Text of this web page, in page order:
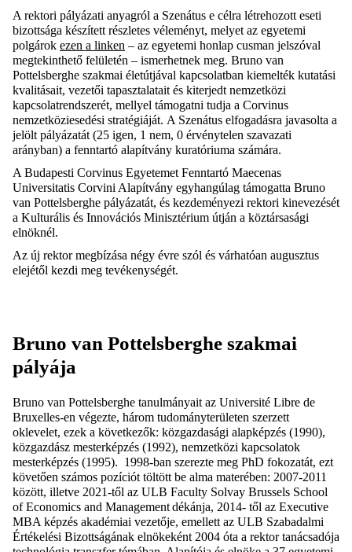
A rektori pályázati anyagról a Szenátus e célra létrehozott eseti
bizottsága készített részletes véleményt, melyet az egyetemi
polgárok ezen a linken – az egyetemi honlap cusman jelszóval
megtekinthető felületén – ismerhetnek meg. Bruno van
Pottelsberghe szakmai életútjával kapcsolatban kiemelték kutatási
kvalitásait, vezetői tapasztalatait és kiterjedt nemzetközi
kapcsolatrendszerét, mellyel támogatni tudja a Corvinus
nemzetköziesedési stratégiáját. A Szenátus elfogadásra javasolta a
jelölt pályázatát (25 igen, 1 nem, 0 érvénytelen szavazati
arányban) a fenntartó alapítvány kuratóriuma számára.
A Budapesti Corvinus Egyetemet Fenntartó Maecenas
Universitatis Corvini Alapítvány egyhangúlag támogatta Bruno
van Pottelsberghe pályázatát, és kezdeményezi rektori kinevezését
a Kulturális és Innovációs Minisztérium útján a köztársasági
elnöknél.
Az új rektor megbízása négy évre szól és várhatóan augusztus
elejétől kezdi meg tevékenységét.
Bruno van Pottelsberghe szakmai
pályája
Bruno van Pottelsberghe tanulmányait az Université Libre de
Bruxelles-en végezte, három tudományterületen szerzett
oklevelet, ezek a következők: közgazdasági alapképzés (1990),
közgazdász mesterképzés (1992), nemzetközi kapcsolatok
mesterképzés (1995). 1998-ban szerezte meg PhD fokozatát, ezt
követően számos pozíciót töltött be alma materében: 2007-2011
között, illetve 2021-től az ULB Faculty Solvay Brussels School
of Economics and Management dékánja, 2014- től az Executive
MBA képzés akadémiai vezetője, emellett az ULB Szabadalmi
Értékelési Bizottságának elnökeként 2004 óta a rektor tanácsadója